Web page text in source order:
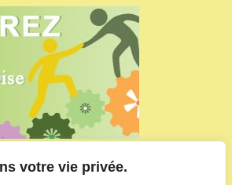
votre vie privée.